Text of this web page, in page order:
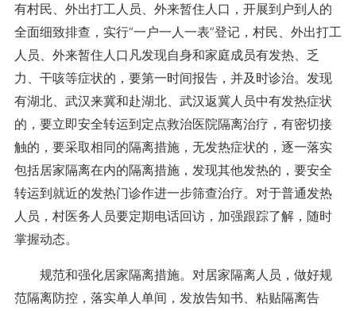
有村民、外出打工人员、外来暂住人口，开展到户到人的
全面细致排查，实行“一户一人一表”登记，村民、外出打工
人员、外来暂住人口凡发现自身和家庭成员有发热、乏
力、干咳等症状的，要第一时间报告，并及时诊治。发现
有湖北、武汉来冀和赴湖北、武汉返冀人员中有发热症状
的，要立即安全转运到定点救治医院隔离治疗，有密切接
触的，要采取相同的隔离措施，无发热症状的，逐一落实
包括居家隔离在内的隔离措施，发现其他发热的，要安全
转运到就近的发热门诊作进一步筛查治疗。对于普通发热
人员，村医务人员要定期电话回访，加强跟踪了解，随时
掌握动态。
规范和强化居家隔离措施。对居家隔离人员，做好规
范隔离防控，落实单人单间，发放告知书、粘贴隔离告